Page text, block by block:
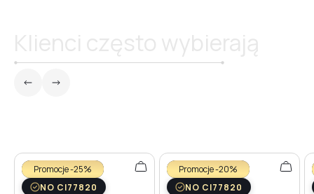
Promocje -25%
NO CI77820
Promocje -20%
NO CI77820